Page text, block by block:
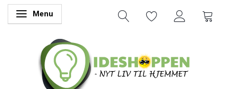
Skifte navigation
Menu